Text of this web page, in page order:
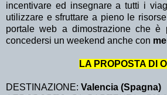
incentivare ed insegnare a tutti i
utilizzare e sfruttare a pieno le
portale web a dimostrazione che è
concedersi un weekend anche con
LA PROPOSTA DI
DESTINAZIONE: Valencia (Spagna)